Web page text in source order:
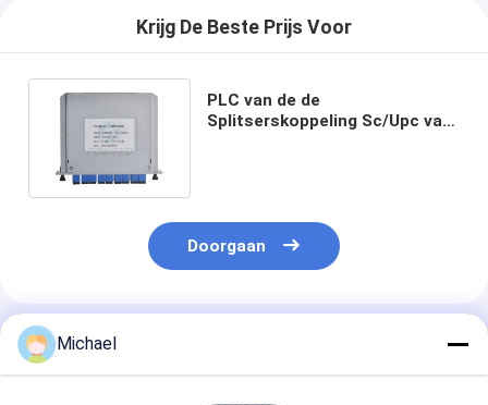
Krijg De Beste Prijs Voor
PLC van de de
Splitserskoppeling Sc/Upc van
Doorgaan
Geadviseerde Producten
Michael